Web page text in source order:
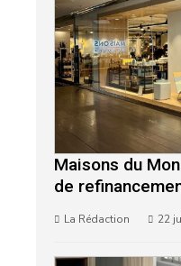
Maisons du
de
La Rédaction 22